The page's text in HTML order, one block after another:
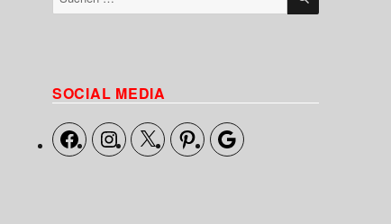
nach:
SOCIAL MEDIA
FacebookInstagram
X Pinterest Google